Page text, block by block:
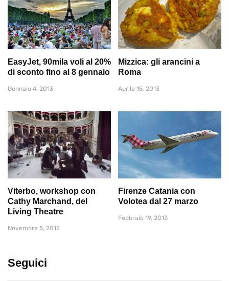
EasyJet, 90mila voli al 20%
di sconto fino al 8 gennaio
Gennaio 4, 2013
Mizzica: gli arancini a
Roma
Aprile 15, 2013
Viterbo, workshop con
Cathy Marchand, del
Living Theatre
Novembre 5, 2012
Firenze Catania con
Volotea dal 27 marzo
Febbraio 19, 2013
Seguici